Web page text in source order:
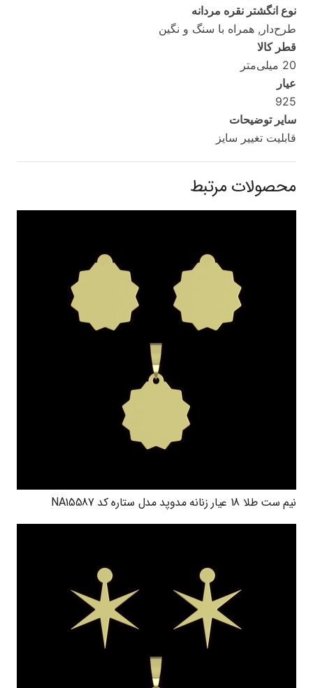
نوع انگشتر نقره مردانه
طرح‌دار, همراه با سنگ و نگین
قطر کالا
20 میلی‌متر
عیار
925
سایر توضیحات
قابلیت تغییر سایز
محصولات مرتبط
نیم ست طلا 18 عیار زنانه مدوپد مدل ستاره کد NA15587